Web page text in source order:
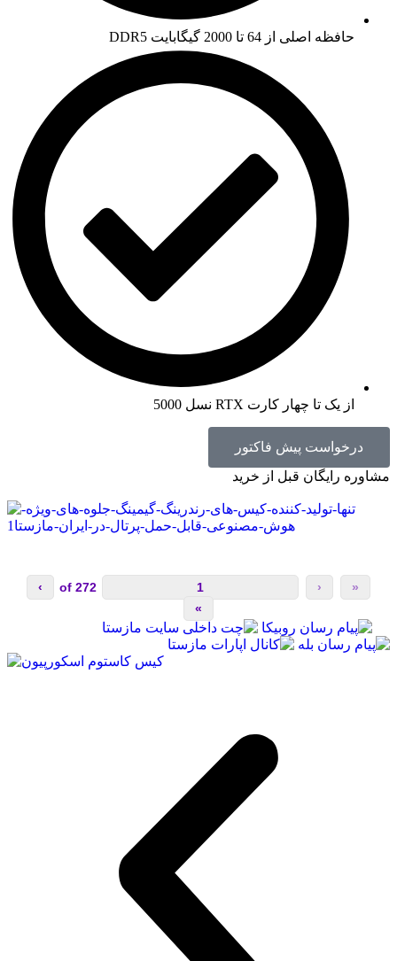
حافظه اصلی از 64 تا 2000 گیگابایت DDR5
از یک تا چهار کارت RTX نسل 5000
درخواست پیش فاکتور
مشاوره رایگان قبل از خرید
«
‹
272
›
»